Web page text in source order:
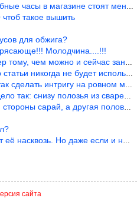
в магазине стоят меньше 10 долл
такое вышить
для обжига?
Молодчина....!!!
чем можно и сейчас заниматься…
никогда не будет использовать
интригу на ровном месте! А н
снизу полозья из сваренные тр
сарай, а другая половина — ду
Но даже если и никогда н
сайта